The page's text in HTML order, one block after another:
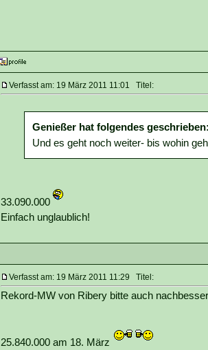
Verfasst am: 19 März 2011 11:01 Titel:
Genießer hat folgendes
Und es geht noch weiter- bis wohin
33.090.000
Einfach unglaublich!
Verfasst am: 19 März 2011 11:29 Titel:
Rekord-MW von Ribery bitte auch
25.840.000 am 18. März